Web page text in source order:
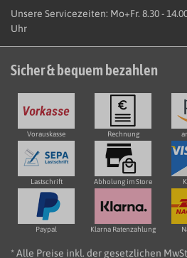
Unsere Servicezeiten: Mo+Fr. 8.30 -
Uhr
Sicher & bequem bezahlen
Vorauskasse Rechnung
Lastschrift Abholung im Store
Paypal Klarna Ratenzahlung
* Alle Preise inkl. der gesetzlichen